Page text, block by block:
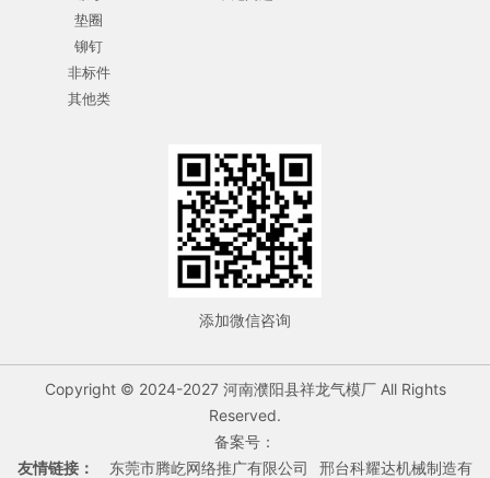
垫圈
铆钉
非标件
其他类
添加微信咨询
Copyright © 2024-2027 河南濮阳县祥龙气模厂 All Rights
Reserved.
备案号：
友情链接：
东莞市腾屹网络推广有限公司
邢台科耀达机械制造有